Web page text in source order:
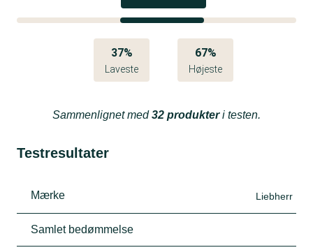
37%
Laveste
67%
Højeste
Sammenlignet med32 produkteri testen.
Testresultater
Mærke Liebherr
Samlet bedømmelse